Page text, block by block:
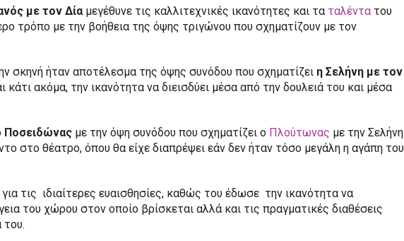
με τον Δίαμεγέθυνε τις καλλιτεχνικές ικανότητες και τα ταλέντα του
τρόπο με την βοήθεια της όψης τριγώνου που σχηματίζουν με τον
σκηνή ήταν αποτέλεσμα της όψης συνόδου που σχηματίζει η Σελήνη με τον
ακόμα, την ικανότητα να διεισδύει μέσα από την δουλειά του και μέσα
Ποσειδώνας με την όψη συνόδου που σχηματίζει ο Πλούτωνας με την Σελήνη
στο θέατρο, όπου θα είχε διαπρέψει εάν δεν ήταν τόσο μεγάλη η αγάπη του
τις ιδιαίτερες ευαισθησίες, καθώς του έδωσε την ικανότητα να
του χώρου στον οποίο βρίσκεται αλλά και τις πραγματικές διαθέσεις